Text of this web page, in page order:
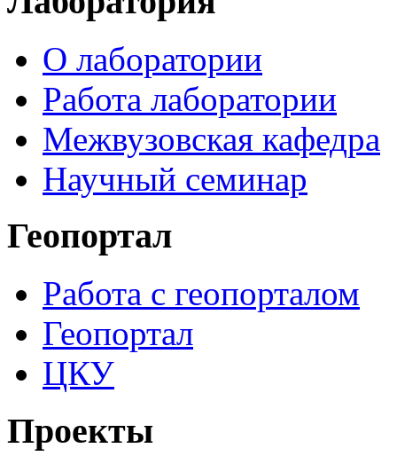
О лаборатории
Работа лаборатории
Межвузовская кафедра
Научный семинар
Геопортал
Работа с геопорталом
Геопортал
ЦКУ
Проекты